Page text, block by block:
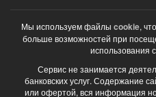
Мы используем файлы cookie,
больше возможностей при
использования
Сервис не занимается
банковских услуг. Содержание
или офертой, вся информация